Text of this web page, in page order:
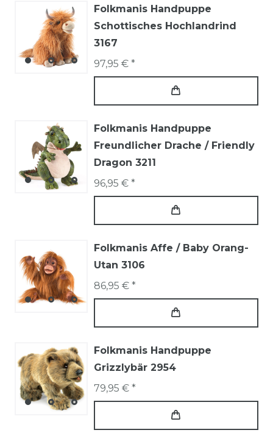
Folkmanis Handpuppe
Schottisches Hochlandrind
3167
97,95 € *
Folkmanis Handpuppe
Freundlicher Drache / Friendly
Dragon 3211
96,95 € *
Folkmanis Affe / Baby Orang-
Utan 3106
86,95 € *
Folkmanis Handpuppe
Grizzlybär 2954
79,95 € *